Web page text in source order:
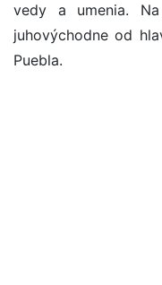
vedy a umenia.
juhovýchodne od
Puebla.